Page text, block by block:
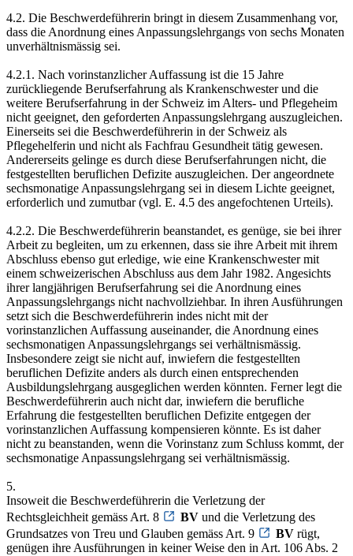
4.2. Die Beschwerdeführerin bringt in diesem Zusammenhang vor,
dass die Anordnung eines Anpassungslehrgangs von sechs Monaten
unverhältnismässig sei.
4.2.1. Nach vorinstanzlicher Auffassung ist die 15 Jahre
zurückliegende Berufserfahrung als Krankenschwester und die
weitere Berufserfahrung in der Schweiz im Alters- und Pflegeheim
nicht geeignet, den geforderten Anpassungslehrgang auszugleichen.
Einerseits sei die Beschwerdeführerin in der Schweiz als
Pflegehelferin und nicht als Fachfrau Gesundheit tätig gewesen.
Andererseits gelinge es durch diese Berufserfahrungen nicht, die
festgestellten beruflichen Defizite auszugleichen. Der angeordnete
sechsmonatige Anpassungslehrgang sei in diesem Lichte geeignet,
erforderlich und zumutbar (vgl. E. 4.5 des angefochtenen Urteils).
4.2.2. Die Beschwerdeführerin beanstandet, es genüge, sie bei ihrer
Arbeit zu begleiten, um zu erkennen, dass sie ihre Arbeit mit ihrem
Abschluss ebenso gut erledige, wie eine Krankenschwester mit
einem schweizerischen Abschluss aus dem Jahr 1982. Angesichts
ihrer langjährigen Berufserfahrung sei die Anordnung eines
Anpassungslehrgangs nicht nachvollziehbar. In ihren Ausführungen
setzt sich die Beschwerdeführerin indes nicht mit der
vorinstanzlichen Auffassung auseinander, die Anordnung eines
sechsmonatigen Anpassungslehrgangs sei verhältnismässig.
Insbesondere zeigt sie nicht auf, inwiefern die festgestellten
beruflichen Defizite anders als durch einen entsprechenden
Ausbildungslehrgang ausgeglichen werden könnten. Ferner legt die
Beschwerdeführerin auch nicht dar, inwiefern die berufliche
Erfahrung die festgestellten beruflichen Defizite entgegen der
vorinstanzlichen Auffassung kompensieren könnte. Es ist daher
nicht zu beanstanden, wenn die Vorinstanz zum Schluss kommt, der
sechsmonatige Anpassungslehrgang sei verhältnismässig.
5.
Insoweit die Beschwerdeführerin die Verletzung der
Rechtsgleichheit gemäss Art. 8
BV und die Verletzung des
Grundsatzes von Treu und Glauben gemäss Art. 9
BV rügt,
genügen ihre Ausführungen in keiner Weise den in Art. 106 Abs. 2